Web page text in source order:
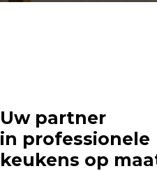
Uw partner
in professionele
keukens op